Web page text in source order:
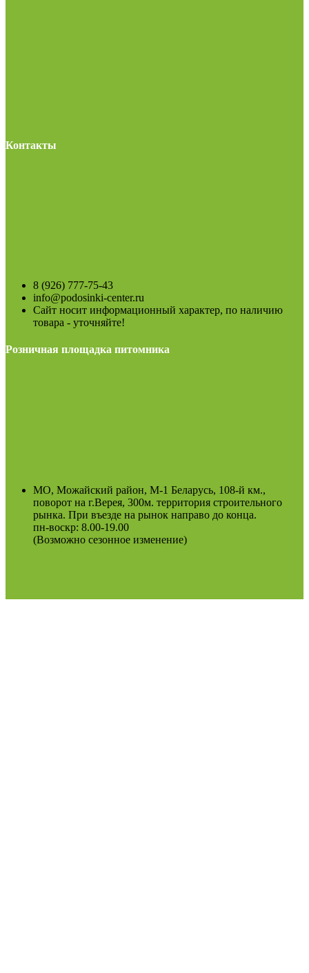
Контакты
8 (926) 777-75-43
info@podosinki-center.ru
Сайт носит информационный характер, по наличию
товара - уточняйте!
Розничная площадка питомника
МО, Можайский район, М-1 Беларусь, 108-й км.,
поворот на г.Верея, 300м. территория строительного
рынка. При въезде на рынок направо до конца.
пн-воскр: 8.00-19.00
(Возможно сезонное изменение)